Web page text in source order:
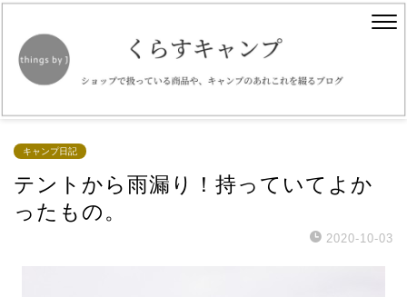
キャンプ日記
テントから雨漏り！持っていてよか
ったもの。
2020-10-03